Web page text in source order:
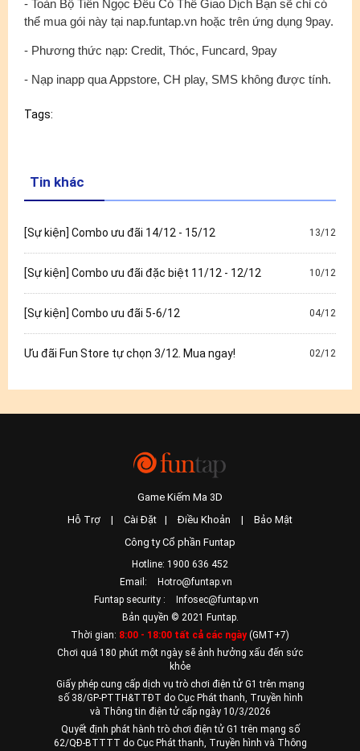
- Toàn Bộ Tiên Ngọc Đều Có Thể Giao Dịch Bạn sẽ chỉ có
thể mua gói này tại nap.funtap.vn hoặc trên ứng dụng 9pay.
- Phương thức nạp: Credit, Thóc, Funcard, 9pay
- Nạp inapp qua Appstore, CH play, SMS không được tính.
Tags:
Tin khác
[Sự kiện] Combo ưu đãi 14/12 - 15/12 13/12
[Sự kiện] Combo ưu đãi đặc biệt 11/12 - 12/12 10/12
[Sự kiện] Combo ưu đãi 5-6/12 04/12
Ưu đãi Fun Store tự chọn 3/12. Mua ngay! 02/12
Game Kiếm Ma 3D
Hỗ Trợ
| Cài Đặt | Điều Khoản |
Bảo Mật
Công ty Cổ phần Funtap
Hotline: 1900 636 452
Email:
Hotro@funtap.vn
Funtap security :
Infosec@funtap.vn
Bản quyền © 2021 Funtap.
Thời gian: 8:00 - 18:00 tất cả các ngày(GMT+7)
Chơi quá 180 phút một ngày sẽ ảnh hưởng xấu đến sức
khỏe
Giấy phép cung cấp dịch vụ trò chơi điện tử G1 trên mạng
số 38/GP-PTTH&TTĐT do Cục Phát thanh, Truyền hình
và Thông tin điện tử cấp ngày 10/3/2026
Quyết định phát hành trò chơi điện tử G1 trên mạng số
62/QĐ-BTTTT do Cục Phát thanh, Truyền hình và Thông